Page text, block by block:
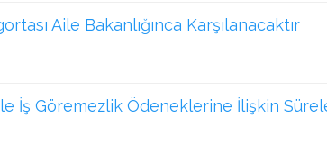
Aile Bakanlığınca Karşılanacaktır
İş Göremezlik Ödeneklerine İlişkin